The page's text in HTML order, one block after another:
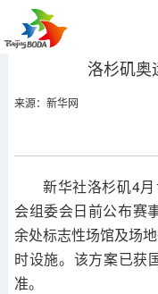
洛杉矶奥
来源：新华网
新华社洛杉矶4
会组委会日前公布赛
余处标志性场馆及场
时设施。该方案已获
准。